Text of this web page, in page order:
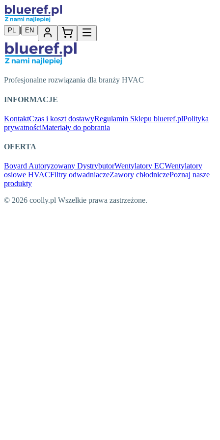
PL | EN
Profesjonalne rozwiązania dla branży HVAC
INFORMACJE
KontaktCzas i koszt dostawyRegulamin Sklepu blueref.plPolityka
prywatnościMateriały do pobrania
OFERTA
Boyard Autoryzowany DystrybutorWentylatory ECWentylatory
osiowe HVACFiltry odwadniaczeZawory chłodniczePoznaj nasze
produkty
© 2026 coolly.pl Wszelkie prawa zastrzeżone.